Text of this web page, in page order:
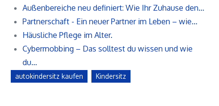
Außenbereiche neu definiert: Wie Ihr Zuhause den…
Partnerschaft - Ein neuer Partner im Leben – wie…
Häusliche Pflege im Alter.
Cybermobbing – Das solltest du wissen und wie
du…
autokindersitz kaufen Kindersitz